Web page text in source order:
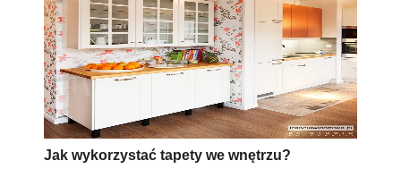
Jak wykorzystać tapety we wnętrzu?